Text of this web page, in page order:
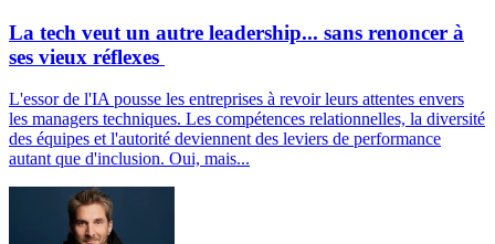
La tech veut un autre leadership... sans renoncer à
ses vieux réflexes
L'essor de l'IA pousse les entreprises à revoir leurs attentes envers
les managers techniques. Les compétences relationnelles, la diversité
des équipes et l'autorité deviennent des leviers de performance
autant que d'inclusion. Oui, mais...